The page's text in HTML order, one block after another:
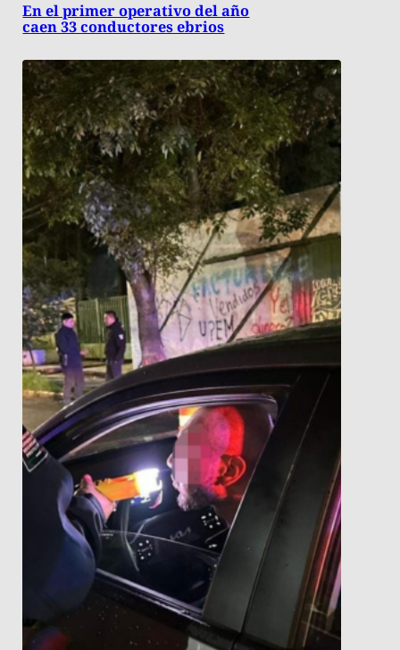
En el primer operativo del año
caen 33 conductores ebrios